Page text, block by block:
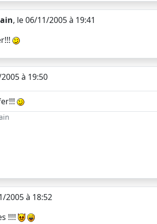
, le 06/11/2005 à 19:41
à 19:50
2005 à 18:52
!!!!